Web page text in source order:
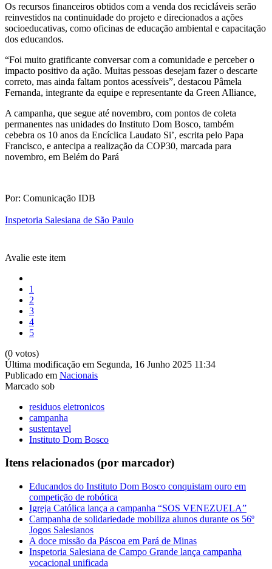
Os recursos financeiros obtidos com a venda dos recicláveis serão
reinvestidos na continuidade do projeto e direcionados a ações
socioeducativas, como oficinas de educação ambiental e capacitação
dos educandos.
“Foi muito gratificante conversar com a comunidade e perceber o
impacto positivo da ação. Muitas pessoas desejam fazer o descarte
correto, mas ainda faltam pontos acessíveis”, destacou Pâmela
Fernanda, integrante da equipe e representante da Green Alliance,
A campanha, que segue até novembro, com pontos de coleta
permanentes nas unidades do Instituto Dom Bosco, também
cebebra os 10 anos da Encíclica Laudato Si’, escrita pelo Papa
Francisco, e antecipa a realização da COP30, marcada para
novembro, em Belém do Pará
Por: Comunicação IDB
Inspetoria Salesiana de São Paulo
Avalie este item
1
2
3
4
5
(0 votos)
Última modificação em Segunda, 16 Junho 2025 11:34
Publicado em Nacionais
Marcado sob
residuos eletronicos
campanha
sustentavel
Instituto Dom Bosco
Itens relacionados (por marcador)
Educandos do Instituto Dom Bosco conquistam ouro em
competição de robótica
Igreja Católica lança a campanha “SOS VENEZUELA”
Campanha de solidariedade mobiliza alunos durante os 56º
Jogos Salesianos
A doce missão da Páscoa em Pará de Minas
Inspetoria Salesiana de Campo Grande lança campanha
vocacional unificada